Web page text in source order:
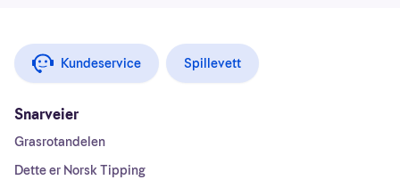
Kundeservice Spillevett
Snarveier
Grasrotandelen
Dette er Norsk Tipping